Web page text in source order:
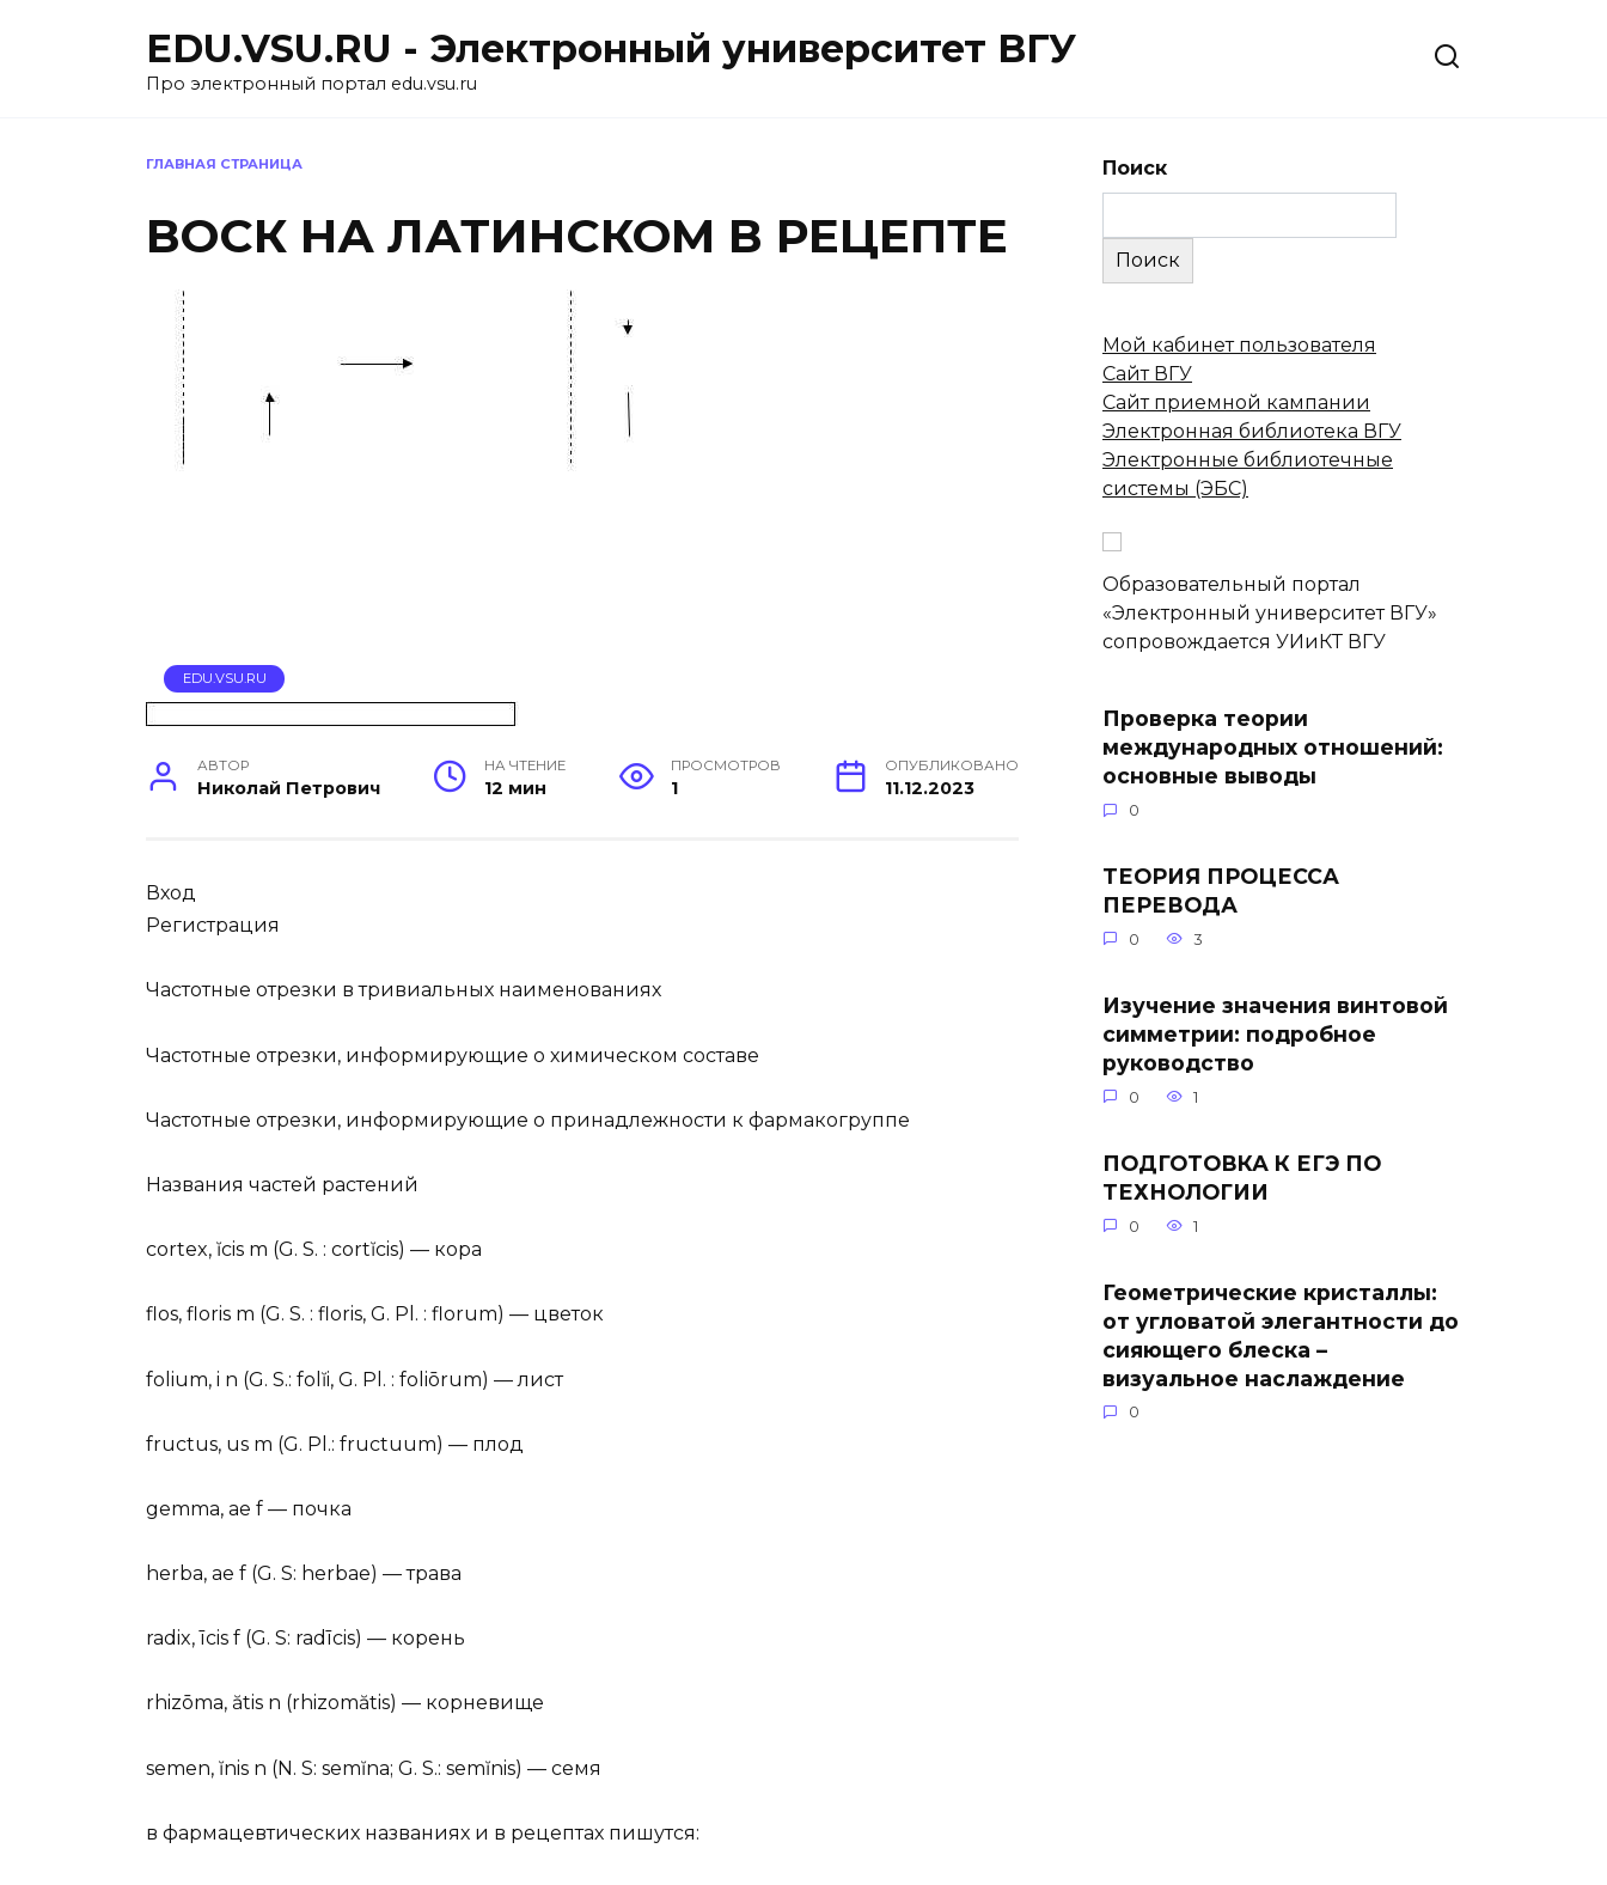
EDU.VSU.RU - Электронный университет ВГУ
Про электронный портал edu.vsu.ru
ГЛАВНАЯ СТРАНИЦА
ВОСК НА ЛАТИНСКОМ В РЕЦЕПТЕ
EDU.VSU.RU
АВТОР
Николай Петрович
НА ЧТЕНИЕ
12 мин
ПРОСМОТРОВ
1
ОПУБЛИКОВАНО
11.12.2023
Вход
Регистрация
Частотные отрезки в тривиальных наименованиях
Частотные отрезки, информирующие о химическом составе
Частотные отрезки, информирующие о принадлежности к фармакогруппе
Названия частей растений
cortex, ĭcis m (G. S. : cortĭcis) — кора
flos, floris m (G. S. : floris, G. Pl. : florum) — цветок
folium, i n (G. S.: folĭi, G. Pl. : foliōrum) — лист
fructus, us m (G. Pl.: fructuum) — плод
gemma, ae f — почка
herba, ae f (G. S: herbae) — трава
radix, īcis f (G. S: radīcis) — корень
rhizōma, ătis n (rhizomătis) — корневище
semen, ĭnis n (N. S: semĭna; G. S.: semĭnis) — семя
в фармацевтических названиях и в рецептах пишутся:
Поиск
Поиск
Мой кабинет пользователя
Сайт ВГУ
Сайт приемной кампании
Электронная библиотека ВГУ
Электронные библиотечные
системы (ЭБС)
Образовательный портал
«Электронный университет ВГУ»
сопровождается УИиКТ ВГУ
Проверка теории
международных отношений:
основные выводы
0
ТЕОРИЯ ПРОЦЕССА
ПЕРЕВОДА
0 3
Изучение значения винтовой
симметрии: подробное
руководство
0 1
ПОДГОТОВКА К ЕГЭ ПО
ТЕХНОЛОГИИ
0 1
Геометрические кристаллы:
от угловатой элегантности до
сияющего блеска –
визуальное наслаждение
0